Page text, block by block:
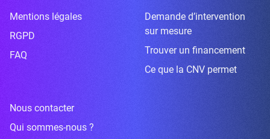
Mentions légales
RGPD
FAQ
Demande d’intervention
sur mesure
Trouver un financement
Ce que la CNV permet
Nous contacter
Qui sommes-nous ?